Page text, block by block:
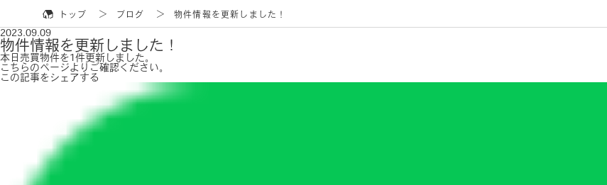
トップ ブログ 物件情報を更新しました！
2023.09.09
物件情報を更新しました！
本日売買物件を1件更新しました。
こちらのページよりご確認ください。
この記事をシェアする